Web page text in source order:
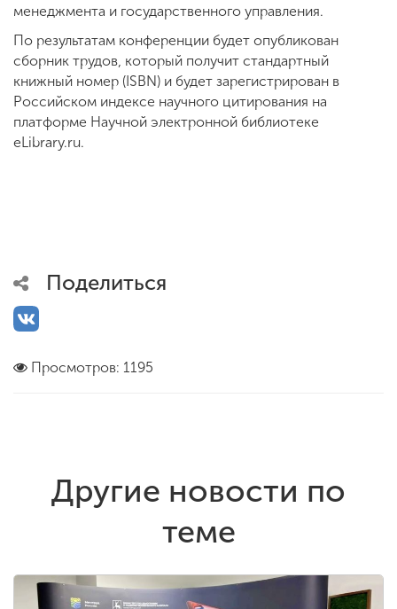
менеджмента и государственного управления.
По результатам конференции будет опубликован
сборник трудов, который получит стандартный
книжный номер (ISBN) и будет зарегистрирован в
Российском индексе научного цитирования на
платформе Научной электронной библиотеке
eLibrary.ru.
Поделиться
Просмотров: 1195
Другие новости по
теме